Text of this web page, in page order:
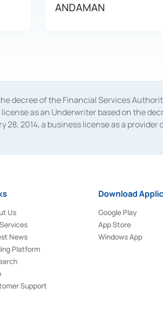
ANDAMAN
decree of the Financial Services
as an Underwriter based on the
28, 2014, a business license as a
Number S-67/PM.21/2014 dated
Us
News
Platform
Support
Download
Google Play
App Store
Windows App